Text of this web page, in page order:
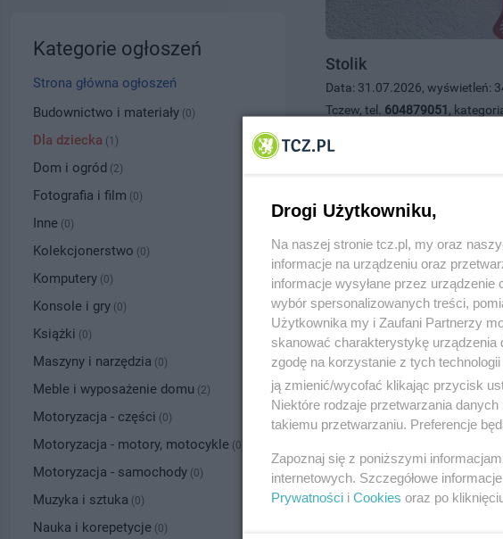
Stolik
Data: 31.07.2026, wyświetleń:
Tczew, tel. 604879051 ,
Kategorie ogłoszeń
Strona główna ogłoszeń
Budownictwo i materiały (0)
Dla dziecka (1)
Dom i ogród (2)
Fotografia i film (0)
Inne (0)
Kolekcjonerstwo (0)
Komputery (0)
Konsole i gry (0)
Książki (0)
Maszyny i narzędzia (0)
Meble i wyposażenie domu (2)
Motoryzacja - części (0)
Motoryzacja - motory, motocykle (0)
Motoryzacja - samochody (0)
Muzyka i sztuka (0)
Nauka i korepetycje (0)
Drogi Użytkowniku,
Na naszej stronie tcz.pl, my oraz
informacje na urządzeniu oraz
informacje wysyłane przez
wybór spersonalizowanych treści,
Użytkownika my i Zaufani Partnerzy
skanować charakterystykę
zgodę na korzystanie z tych
ją zmienić/wycofać klikając przycisk
Niektóre rodzaje przetwarzania
takiemu przetwarzaniu. Preferencje
Zapoznaj się z poniższymi
internetowych. Szczegółowe
Prywatności i Cookies oraz po